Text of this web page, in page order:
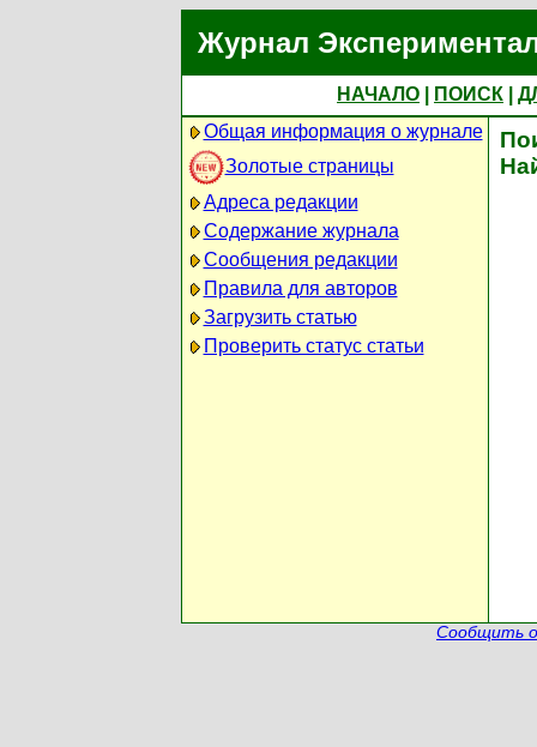
Журнал
НАЧАЛО ПОИСК
Общая информация о журнале
Золотые страницы
Адреса редакции
Содержание журнала
Сообщения редакции
Правила для авторов
Загрузить статью
Проверить статус статьи
Сообщить о